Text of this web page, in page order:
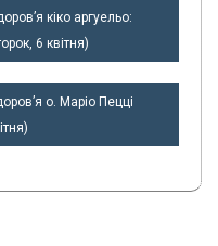
кіко аргуельо:
6 квітня)
о. Маріо Пецці